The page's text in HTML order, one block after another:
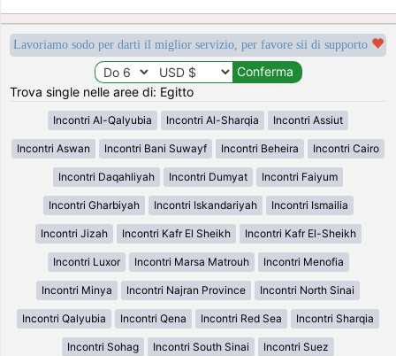
Lavoriamo sodo per darti il miglior servizio, per favore sii di supporto
Trova single nelle aree di: Egitto
Incontri Al-Qalyubia Incontri Al-Sharqia Incontri Assiut
Incontri Aswan Incontri Bani Suwayf Incontri Beheira Incontri Cairo
Incontri Daqahliyah Incontri Dumyat Incontri Faiyum
Incontri Gharbiyah Incontri Iskandariyah Incontri Ismailia
Incontri Jizah Incontri Kafr El Sheikh Incontri Kafr El-Sheikh
Incontri Luxor Incontri Marsa Matrouh Incontri Menofia
Incontri Minya Incontri Najran Province Incontri North Sinai
Incontri Qalyubia Incontri Qena Incontri Red Sea Incontri Sharqia
Incontri Sohag Incontri South Sinai Incontri Suez